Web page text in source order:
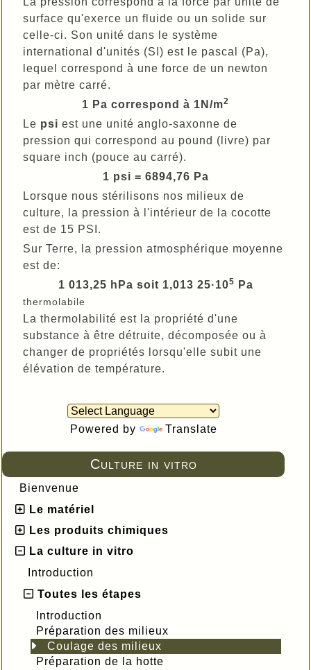
Powered by Translate
Culture in vitro
Bienvenue
Le matériel
Les produits chimiques
La culture in vitro
Introduction
Toutes les étapes
Introduction
Préparation des milieux
Coulage des milieux
Préparation de la hotte
surface qu'exerce un fluide ou un solide sur
celle-ci. Son unité dans le système
international d'unités (SI) est le pascal (Pa),
lequel correspond à une force de un newton
par mètre carré.
1 Pa correspond à 1N/m2
Le psi est une unité anglo-saxonne de
pression qui correspond au pound (livre) par
square inch (pouce au carré).
1 psi = 6894,76 Pa
Lorsque nous stérilisons nos milieux de
culture, la pression à l'intérieur de la cocotte
est de 15 PSI.
Sur Terre, la pression atmosphérique moyenne
est de:
1 013,25 hPa soit 1,013 25·105 Pa
thermolabile
La thermolabilité est la propriété d'une
substance à être détruite, décomposée ou à
changer de propriétés lorsqu'elle subit une
élévation de température.